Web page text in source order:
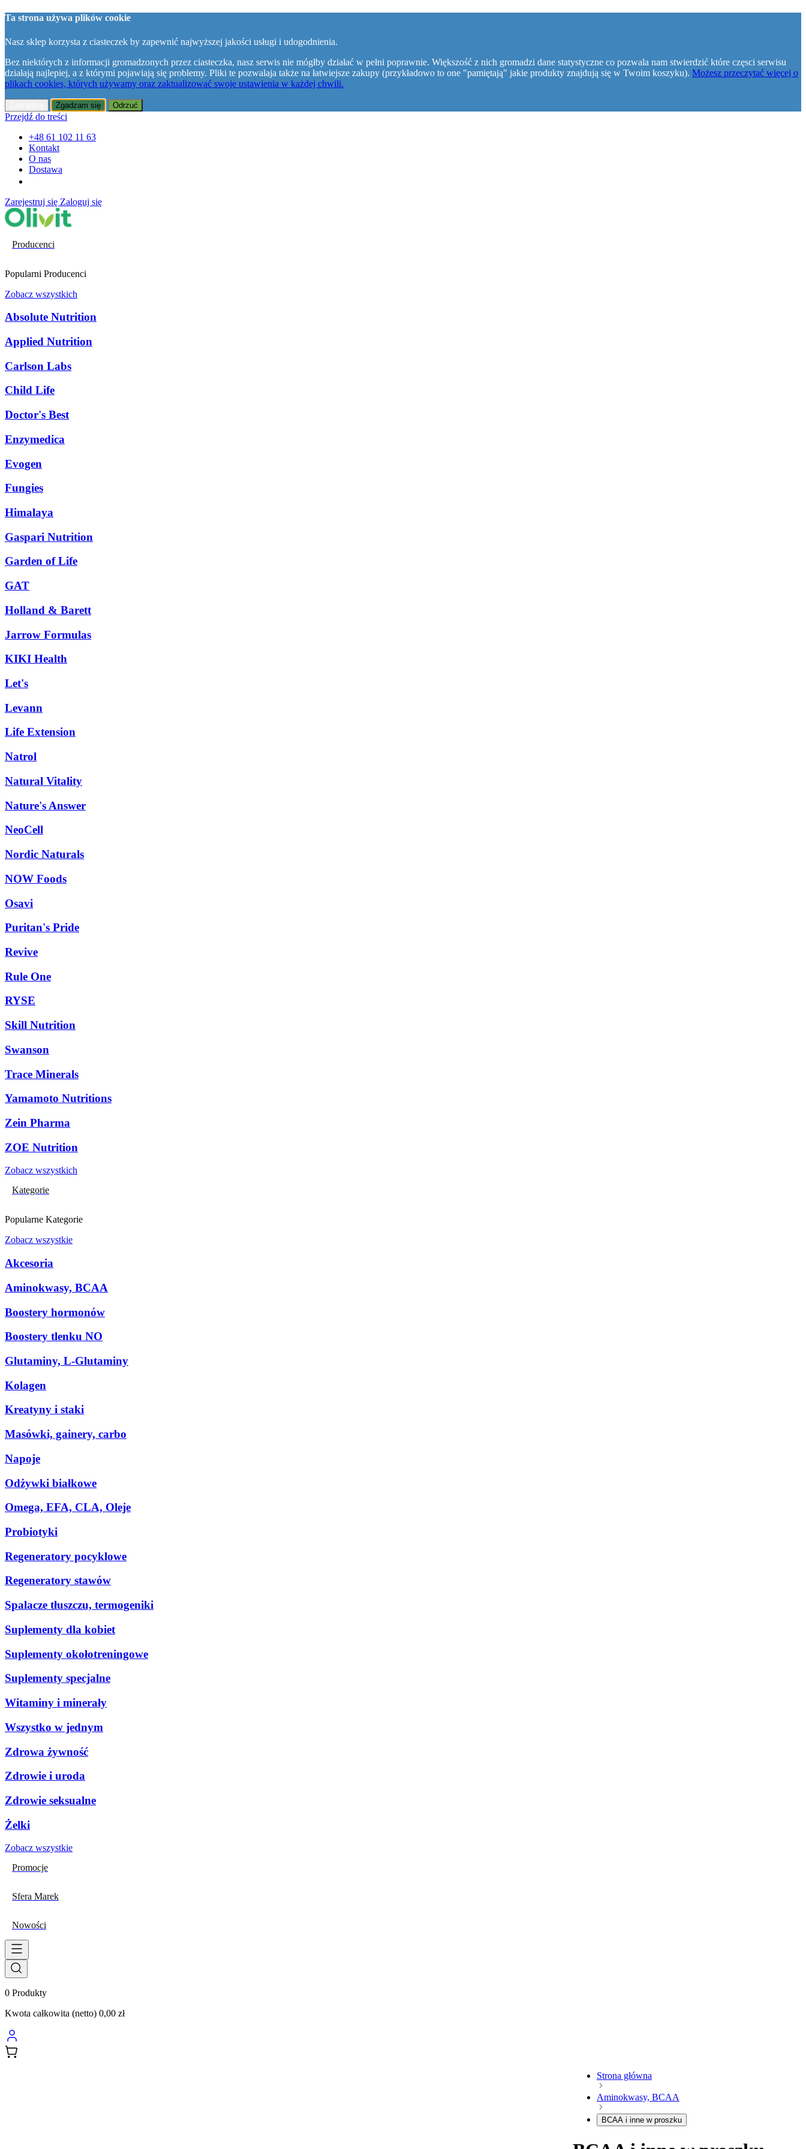
Ta strona używa plików cookie
Nasz sklep korzysta z ciasteczek by zapewnić najwyższej jakości usługi i udogodnienia.
Bez niektórych z informacji gromadzonych przez ciasteczka, nasz serwis nie mógłby działać w pełni poprawnie. Większość z nich gromadzi dane statystyczne co pozwala nam stwierdzić które częsci serwisu
działają najlepiej, a z którymi pojawiają się problemy. Pliki te pozwalaja także na łatwiejsze zakupy (przykładowo to one "pamiętają" jakie produkty znajdują się w Twoim koszyku). Możesz przeczytać więcej o
plikach cookies, których używamy oraz zaktualizować swoje ustawienia w każdej chwili.
Zgadzam się Odrzuć
Przejdź do treści
+48 61 102 11 63
Kontakt
O nas
Dostawa
Zarejestruj się Zaloguj się
Producenci
Popularni Producenci
Zobacz wszystkich
Absolute Nutrition
Applied Nutrition
Carlson Labs
Child Life
Doctor's Best
Enzymedica
Evogen
Fungies
Himalaya
Gaspari Nutrition
Garden of Life
GAT
Holland & Barett
Jarrow Formulas
KIKI Health
Let's
Levann
Life Extension
Natrol
Natural Vitality
Nature's Answer
NeoCell
Nordic Naturals
NOW Foods
Osavi
Puritan's Pride
Revive
Rule One
RYSE
Skill Nutrition
Swanson
Trace Minerals
Yamamoto Nutritions
Zein Pharma
ZOE Nutrition
Zobacz wszystkich
Kategorie
Popularne Kategorie
Zobacz wszystkie
Akcesoria
Aminokwasy, BCAA
Boostery hormonów
Boostery tlenku NO
Glutaminy, L-Glutaminy
Kolagen
Kreatyny i staki
Masówki, gainery, carbo
Napoje
Odżywki białkowe
Omega, EFA, CLA, Oleje
Probiotyki
Regeneratory pocyklowe
Regeneratory stawów
Spalacze tłuszczu, termogeniki
Suplementy dla kobiet
Suplementy okołotreningowe
Suplementy specjalne
Witaminy i minerały
Wszystko w jednym
Zdrowa żywność
Zdrowie i uroda
Zdrowie seksualne
Żelki
Zobacz wszystkie
Promocje
Sfera Marek
Nowości
0 Produkty
Kwota całkowita (netto) 0,00 zł
Strona główna
Aminokwasy, BCAA
BCAA i inne w proszku